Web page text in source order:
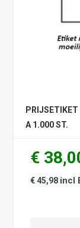
A 1.000 ST.
€
€ 45,98 incl